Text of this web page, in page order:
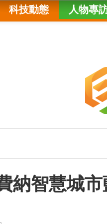
科技動態 人物專
納智慧城